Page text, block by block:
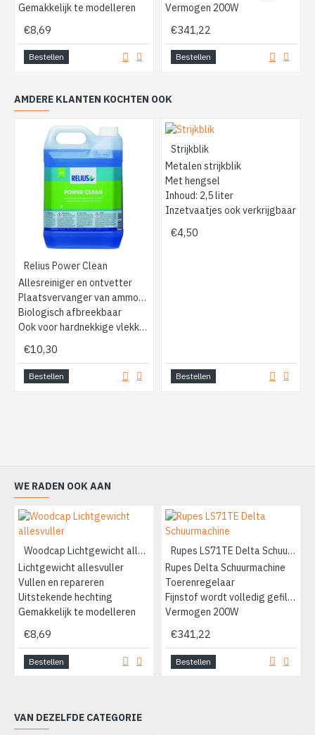
Gemakkelijk te modelleren
€8,69
Bestellen
Vermogen 200W
€341,22
Bestellen
AMDERE KLANTEN KOCHTEN OOK
Relius Power Clean
Allesreiniger en ontvetter
Plaatsvervanger van ammonia
Biologisch afbreekbaar
Ook voor hardnekkige vlekken
€10,30
Bestellen
Strijkblik
Metalen strijkblik
Met hengsel
Inhoud: 2,5 liter
Inzetvaatjes ook verkrijgbaar
€4,50
Bestellen
WE RADEN OOK AAN
Woodcap Lichtgewicht allesvuller
Lichtgewicht allesvuller
Vullen en repareren
Uitstekende hechting
Gemakkelijk te modelleren
€8,69
Bestellen
Rupes LS71TE Delta Schuurmachine
Rupes Delta Schuurmachine
Toerenregelaar
Fijnstof wordt volledig gefilterd
Vermogen 200W
€341,22
Bestellen
VAN DEZELFDE CATEGORIE